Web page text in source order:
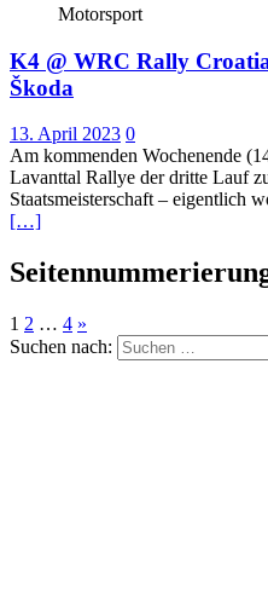
Motorsport
K4 @ WRC Rally
Škoda
13. April 2023 0
Am kommenden Wochenende
Lavanttal Rallye der dritte Lauf
Staatsmeisterschaft – eigentlich
[…]
1 2 … 4 »
Suchen nach: